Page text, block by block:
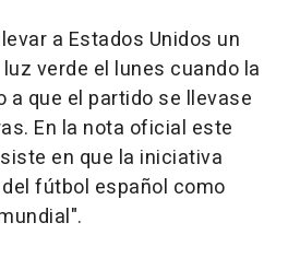
a Estados Unidos un
verde el lunes cuando la
a que el partido se llevase
En la nota oficial este
en que la iniciativa
fútbol español como